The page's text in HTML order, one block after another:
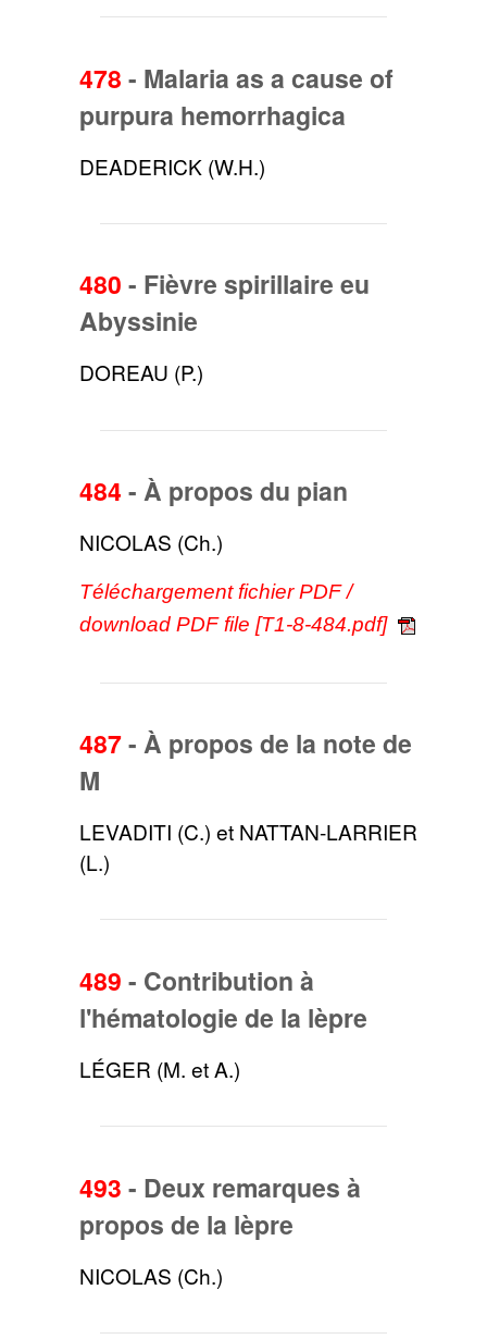
478 - Malaria as a cause of
purpura hemorrhagica
DEADERICK (W.H.)
480 - Fièvre spirillaire eu
Abyssinie
DOREAU (P.)
484 -À propos du pian
NICOLAS (Ch.)
Téléchargement fichier PDF /
download PDF file [T1-8-484.pdf]
487-À propos de la note de
M
LEVADITI (C.) et NATTAN-LARRIER
(L.)
489 - Contribution à
l'hématologie de la lèpre
LÉGER (M. et A.)
493 - Deux remarques à
propos de la lèpre
NICOLAS (Ch.)